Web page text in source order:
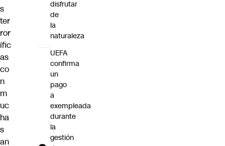
s
ter
ror
ífic
as
co
n
m
uc
ha
s
an
disfrutar
de
la
naturaleza
UEFA
confirma
un
pago
a
exempleada
durante
la
gestión